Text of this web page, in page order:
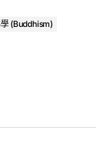
(Buddhism)